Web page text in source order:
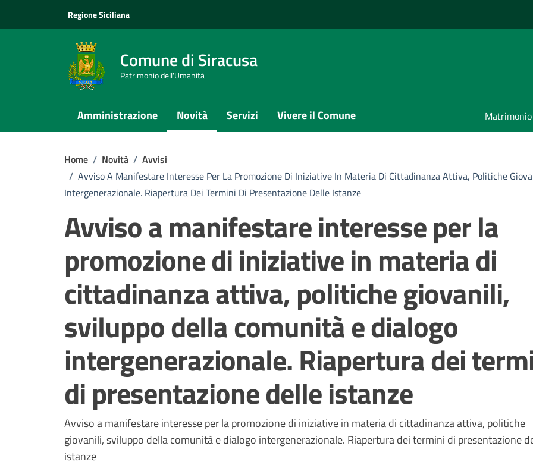
Regione Siciliana
Comune di Siracusa
Patrimonio dell'Umanità
Amministrazione Novità Servizi Vivere il Comune Matrimonio
Home / Novità / Avvisi
/ Avviso A Manifestare Interesse Per La Promozione Di Iniziative In Materia Di Cittadinanza Attiva, Politiche
Intergenerazionale. Riapertura Dei Termini Di Presentazione Delle Istanze
Avviso a manifestare interesse per la
promozione di iniziative in materia di
cittadinanza attiva, politiche giovanili,
sviluppo della comunità e dialogo
intergenerazionale. Riapertura dei
di presentazione delle istanze
Dettagli della notizia
Avviso a manifestare interesse per la promozione di iniziative in materia di cittadinanza attiva, politiche
giovanili, sviluppo della comunità e dialogo intergenerazionale. Riapertura dei termini di presentazione
istanze